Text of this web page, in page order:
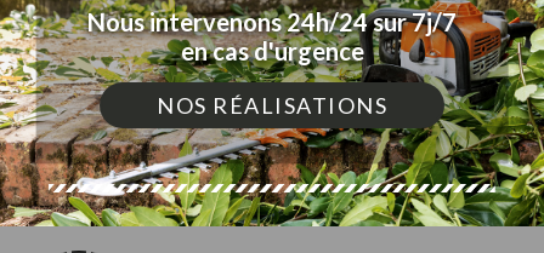
Nous intervenons 24h/24 sur 7j/7
en cas d'urgence
NOS RÉALISATIONS